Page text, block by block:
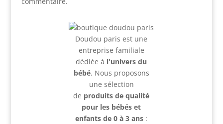
Doudou paris est une
entreprise familiale
dédiée à l'univers du
bébé. Nous proposons
une sélection
de produits de qualité
pour les bébés et
enfants de 0 à 3 ans :